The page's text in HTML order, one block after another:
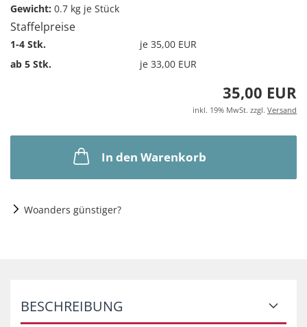
Gewicht: 0.7 kg je Stück
Staffelpreise
1-4 Stk.
je 35,00 EUR
ab 5 Stk.
je 33,00 EUR
35,00 EUR
inkl. 19% MwSt. zzgl. Versand
In den Warenkorb
Woanders günstiger?
BESCHREIBUNG